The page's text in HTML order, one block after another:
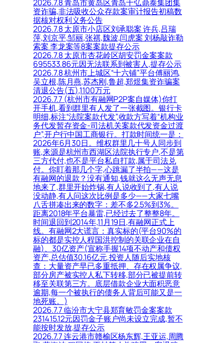
2026.7.8 青岛市黄岛区青岛千弘鼎泰集团集
资诈骗,非法吸收公众存款案审计报告初稿数
据核对权利义务公告
2026.7.8 太原市小店区刘承聪案 许兵,吕瑞
萍,刘京平,邹丽,张祺,魏波,闫虎案 刘杨敲诈勒
索案 李龙案等8案案款提存公示
2026.7.8 太原市杏花岭区胡安罚金案案款
695533.86元因无法联系到被害人,提存公示
2026.7.8 杭州市上城区“十六铺”平台傅丽鸿,
吴立根,陈月燕,苏杰刚,鲁超,郑煜集资诈骗案
清退公告(五),1100万元
2026.7.7 (杭州市有融网P2P案自媒体)你打
开手机,看到群里有人发了一张截图。银行卡
明细,标注“法院案款代发”,收款方写着“机构业
务代发暂存资金-司法机关案款代发资金过渡
户”,开户行中国工商银行。打款时间统一是：
2026年6月30日。维权群里几十号人同步到
账,来源是杭州市西湖区法院执行专户,不是第
三方代付,也不是平台私自打款,属于司法兑
付。你盯着那几个字,心跳漏了半拍——这是
有融网的退款？没有通知,钱就这么无声无息
地来了,群里开始炸锅,有人说收到了,有人说
没动静,有人问这次比例是多少——大家七嘴
八舌拼凑出来的数字：差不多2.5%到3%。
距离2018年平台暴雷,已经过去了整整8年。
时间退回到2014年,11月19日,有融网正式上
线。有融网2大谎言：真实标的(平台90%的
标的都是实控人程国洪控制的关联企业在自
融)、30亿资产(宣称手握14项不动产和债权
资产,总估值30.16亿元,投资人随后实地核
查：大量资产早已多重抵押、存在权属争议,
部分房产被实控人私下转移,部分已被提前转
移至关联第三方。底层借款企业大面积恶意
逾期,每一个被执行的债务人背后可能又是一
地死账。)
2026.7.7 临汾市大宁县郑育敏罚金案案款
231415.12元因罚金子账户尚未设立完成,暂不
能按时发放,提存公示
2026.7.7 连云港市赣榆区杨东辉,王亚运,周腾